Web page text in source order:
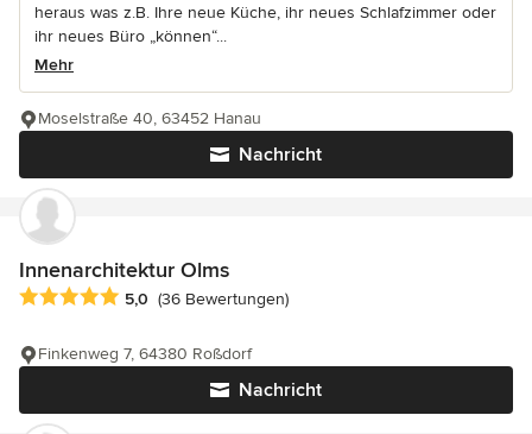
heraus was z.B. Ihre neue Küche, ihr neues Schlafzimmer oder
ihr neues Büro „können“...
Mehr
Nachricht
Moselstraße 40, 63452 Hanau
Innenarchitektur Olms
Durchschnittliche Bewertung: 5 von 5 Sternen
5,0 (36 Bewertungen)
Nachricht
Finkenweg 7, 64380 Roßdorf